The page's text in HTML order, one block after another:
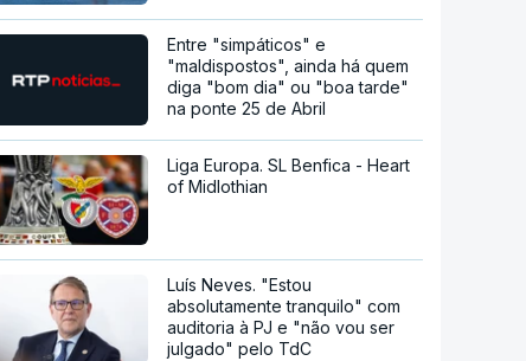
Entre "simpáticos" e
"maldispostos", ainda há quem
diga "bom dia" ou "boa tarde"
na ponte 25 de Abril
Liga Europa. SL Benfica - Heart
of Midlothian
Luís Neves. "Estou
absolutamente tranquilo" com
auditoria à PJ e "não vou ser
julgado" pelo TdC